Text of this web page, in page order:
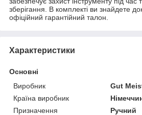
зберігання. В комплекті ви знайдете
офіційний гарантійний талон.
Характеристики
Основні
Виробник
Gut
Країна виробник
Призначення
Ручний